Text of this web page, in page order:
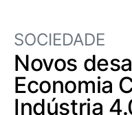
SOCIEDADE
Novos
Economia
Indústria